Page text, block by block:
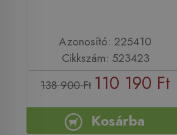
Azonosító: 225410
Cikkszám: 523423
138 900 Ft 110 190 Ft
Kosárba